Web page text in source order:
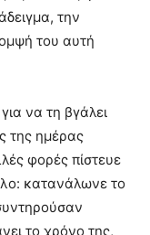
την
του αυτή
να τη βγάλει
της ημέρας
φορές πίστευε
κατανάλωνε το
το χρόνο της,